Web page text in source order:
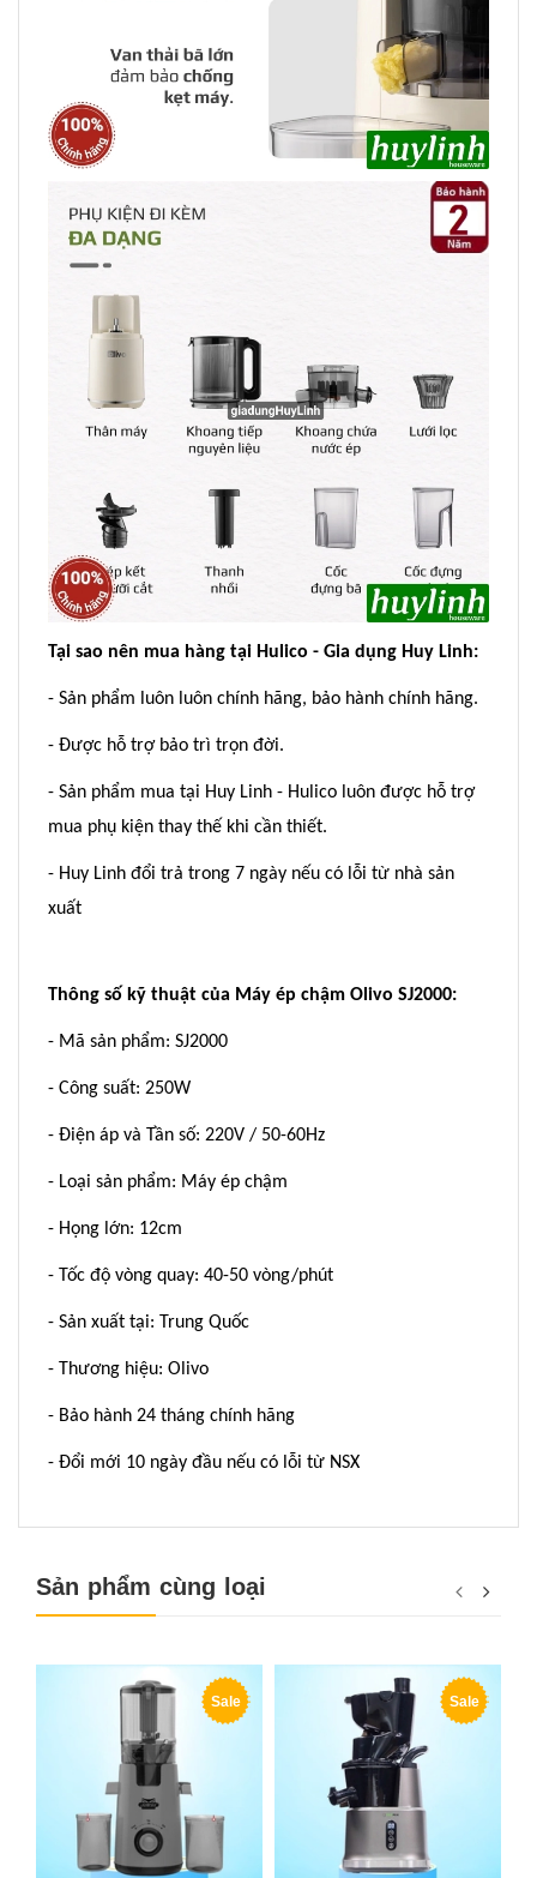
Tại sao nên mua hàng tại Hulico - Gia dụng Huy Linh:
- Sản phẩm luôn luôn chính hãng, bảo hành chính hãng.
- Được hỗ trợ bảo trì trọn đời.
- Sản phẩm mua tại Huy Linh - Hulico luôn được hỗ trợ
mua phụ kiện thay thế khi cần thiết.
- Huy Linh đổi trả trong 7 ngày nếu có lỗi từ nhà sản
xuất
Thông số kỹ thuật của Máy ép chậm Olivo SJ2000:
- Mã sản phẩm: SJ2000
- Công suất: 250W
- Điện áp và Tần số: 220V / 50-60Hz
- Loại sản phẩm: Máy ép chậm
- Họng lớn: 12cm
- Tốc độ vòng quay: 40-50 vòng/phút
- Sản xuất tại: Trung Quốc
- Thương hiệu: Olivo
- Bảo hành 24 tháng chính hãng
- Đổi mới 10 ngày đầu nếu có lỗi từ NSX
Sản phẩm cùng loại
Sale Sale